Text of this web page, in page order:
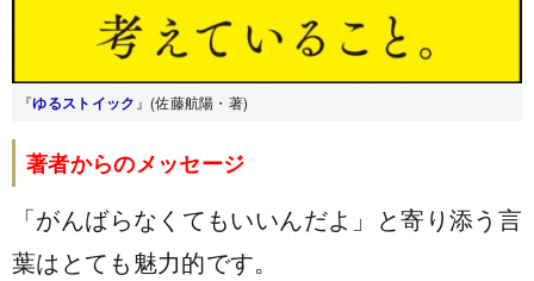
『ゆるストイック 』(佐藤航陽・著)
著者からのメッセージ
「がんばらなくてもいいんだよ」と寄り添う言
葉はとても魅力的です。